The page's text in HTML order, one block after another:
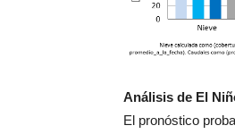
Análisis de El
El pronóstico